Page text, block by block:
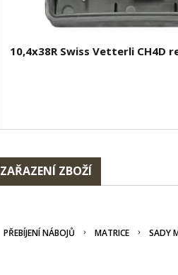
10,4x38R Swiss Vetterli CH4D
ZAŘAZENÍ ZBOŽÍ
PŘEBÍJENÍ NÁBOJŮ MATRICE SADY